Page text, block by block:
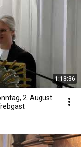
1:13:36
2. August